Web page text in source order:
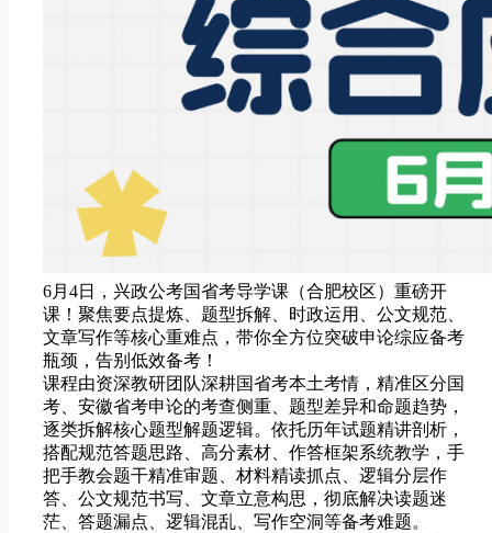
6月4日，兴政公考国省考导学课（合肥校区）重磅开
课！聚焦要点提炼、题型拆解、时政运用、公文规范、
文章写作等核心重难点，带你全方位突破申论综应备考
瓶颈，告别低效备考！
课程由资深教研团队深耕国省考本土考情，精准区分国
考、安徽省考申论的考查侧重、题型差异和命题趋势，
逐类拆解核心题型解题逻辑。依托历年试题精讲剖析，
搭配规范答题思路、高分素材、作答框架系统教学，手
把手教会题干精准审题、材料精读抓点、逻辑分层作
答、公文规范书写、文章立意构思，彻底解决读题迷
茫、答题漏点、逻辑混乱、写作空洞等备考难题。